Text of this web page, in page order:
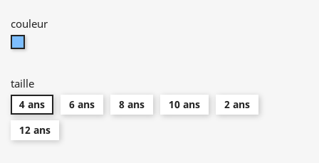
couleur
taille
4 ans 6 ans 8 ans 10 ans
2 ans
12 ans